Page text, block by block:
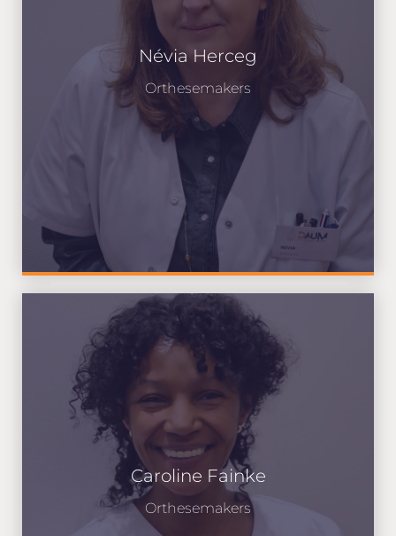
Névia Herceg
Orthesemakers
Caroline Fainke
Orthesemakers